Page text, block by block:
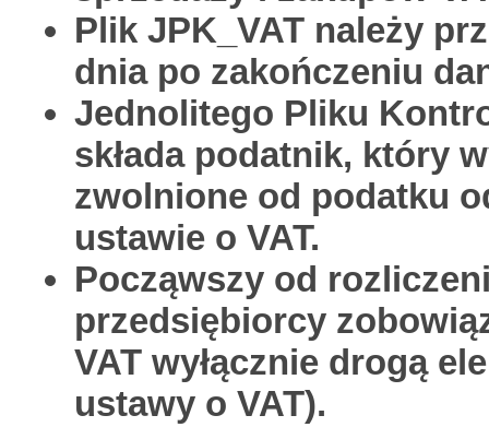
Plik JPK_VAT należy
dnia po zakończeniu
Jednolitego Pliku
składa podatnik, który
zwolnione od podatku
ustawie o VAT.
Począwszy od
przedsiębiorcy
VAT wyłącznie drogą
ustawy o VAT).